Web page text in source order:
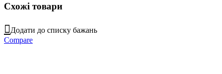
Схожі товари
Додати до списку бажань
Compare